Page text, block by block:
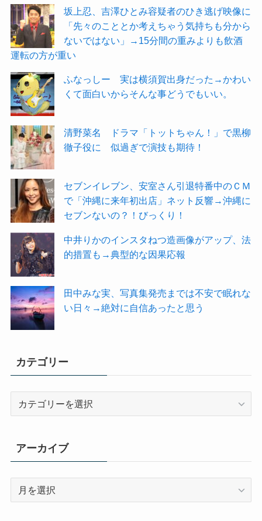
坂上忍、吉澤ひとみ容疑者のひき逃げ映像に
「先々のこととか考えちゃう気持ちも分から
ないではない」→15分間の重みよりも飲酒
運転の方が重い
ふなっしー 実は横須賀出身だった→かわい
くて面白いからそんな事どうでもいい。
清野菜名 ドラマ「トットちゃん！」で黒柳
徹子役に 似過ぎで演技も期待！
セブンイレブン、安室さん引退特番中のＣＭ
で「沖縄に来年初出店」ネット反響→沖縄に
セブンないの？！びっくり！
中井りかのインスタねつ造画像がアップ、法
的措置も→典型的な因果応報
田中みな実、写真集発売までは不安で眠れな
い日々→絶対に自信あったと思う
カテゴリー
リ
ー
アーカイブ